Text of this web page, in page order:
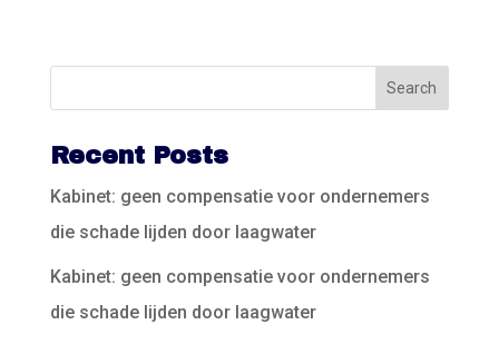
Recent Posts
Kabinet: geen compensatie voor ondernemers
die schade lijden door laagwater
Kabinet: geen compensatie voor ondernemers
die schade lijden door laagwater